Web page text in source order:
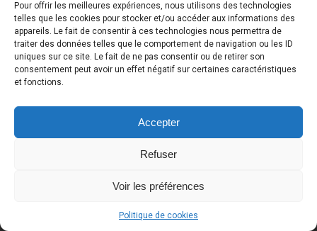
Pour offrir les meilleures expériences, nous utilisons des technologies
telles que les cookies pour stocker et/ou accéder aux informations des
appareils. Le fait de consentir à ces technologies nous permettra de
traiter des données telles que le comportement de navigation ou les ID
uniques sur ce site. Le fait de ne pas consentir ou de retirer son
consentement peut avoir un effet négatif sur certaines caractéristiques
et fonctions.
Accepter
Refuser
Voir les préférences
Politique de cookies
Photos de Thierry Raynaud - portraits shootings
et Paysages de Corse - Ajaccio www.thierry-
raynaud.com ©Toutes les photos de ce site sont
la propriété de l'auteur et sont protégées par le
Code de la Propriété Intellectuelle (CPI)